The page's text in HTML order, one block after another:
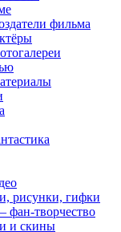
фильма
рисунки, гифки
фан-творчество
и скины